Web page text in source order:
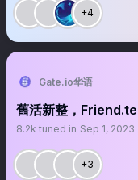
+4
Gate.io华语
舊活新整，
8.2k tuned in Sep 1, 2023
+3